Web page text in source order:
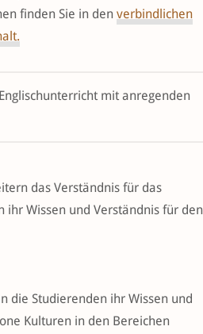
finden Sie in den verbindlichen
.
mit anregenden
das Verständnis für das
Wissen und Verständnis für den
die Studierenden ihr Wissen und
Kulturen in den Bereichen